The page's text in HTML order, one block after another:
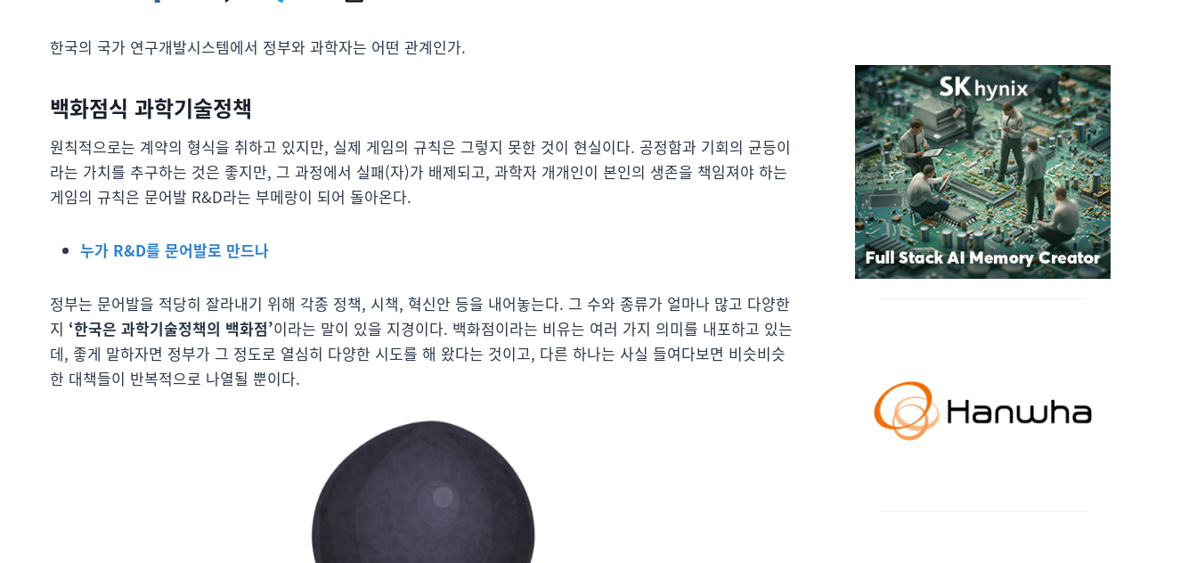
한국의 국가 연구개발시스템에서 정부와 과학자는 어떤 관계인가.
백화점식 과학기술정책
원칙적으로는 계약의 형식을 취하고 있지만, 실제 게임의 규칙은 그렇지 못한 것이 현실이다. 공정함과 기회의 균등이
라는 가치를 추구하는 것은 좋지만, 그 과정에서 실패(자)가 배제되고, 과학자 개개인이 본인의 생존을 책임져야 하는
게임의 규칙은 문어발 R&D라는 부메랑이 되어 돌아온다.
누가 R&D를 문어발로 만드나
정부는 문어발을 적당히 잘라내기 위해 각종 정책, 시책, 혁신안 등을 내어놓는다. 그 수와 종류가 얼마나 많고 다양한
지 ‘한국은 과학기술정책의 백화점’이라는 말이 있을 지경이다. 백화점이라는 비유는 여러 가지 의미를 내포하고 있는
데, 좋게 말하자면 정부가 그 정도로 열심히 다양한 시도를 해 왔다는 것이고, 다른 하나는 사실 들여다보면 비슷비슷
한 대책들이 반복적으로 나열될 뿐이다.